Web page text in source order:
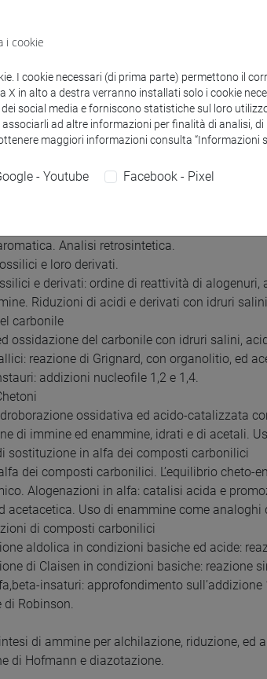
ed è raccomandata una certa conoscenza
programma, modalità d’esame e bibliografia.
elettrofile aromatiche: alogenazioni,
Alogenazione ed ossidazione di
Analisi retrosintetica.
e loro derivati.
e derivati: ordine di reattività di
Riduzioni di acidi e derivati con idruri
carbonile
ossidazione del carbonile con idruri salini,
reazione di Grignard, con organolitio, ed
addizioni nucleofile 1,2 e 1,4.
ossidativa ed acido-catalizzata
di immine ed enammine, idrati e di acetali.
sostituzione in alfa dei composti carbonilici
dei composti carbonilici. L’equilibrio
Alogenazioni in alfa: catalisi acida e
acetacetica. Uso di enammine come
di composti carbonilici
aldolica in condizioni basiche ed acide:
di Claisen in condizioni basiche: reazione
insaturi: approfondimento
Robinson.
di ammine per alchilazione, riduzione,
di Hofmann e diazotazione.
i cookie
I cookie necessari (di prima parte) permettono il
X in alto a destra verranno installati solo i cookie
social media e forniscono statistiche sul loro
ad altre informazioni per finalità di analisi,
maggiori informazioni consulta “Informazioni
- Youtube Facebook - Pixel